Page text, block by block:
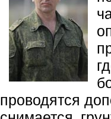
проводятся